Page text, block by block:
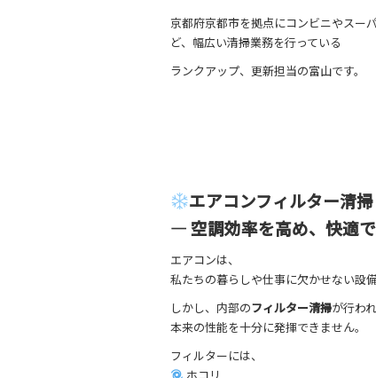
京都府京都市を拠点にコンビニやスー
ど、幅広い清掃業務を行っている
ランクアップ、更新担当の富山です。
エアコンフィルター清掃
― 空調効率を高め、快適
エアコンは、
私たちの暮らしや仕事に欠かせない設備
しかし、内部のフィルター清掃が行わ
本来の性能を十分に発揮できません。
フィルターには、